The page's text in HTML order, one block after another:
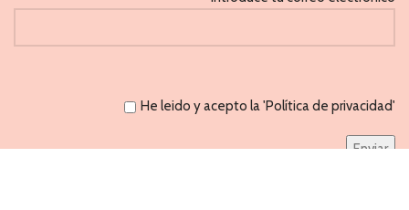
He leido y acepto la 'Política de privacidad'